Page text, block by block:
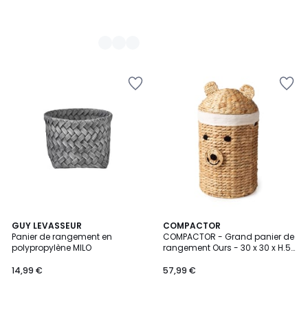
GUY LEVASSEUR
Panier de rangement en
polypropylène MILO
14,99 €
COMPACTOR
COMPACTOR - Grand panier de
rangement Ours - 30 x 30 x H.56
57,99 €